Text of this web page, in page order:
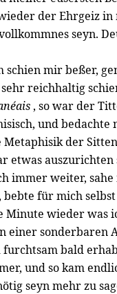
der Ehrgeiz in
seyn.
schien mir beßer,
reichhaltig
, so war der
und
der
etwas
immer weiter, sahe
für mich
Minute wieder was
einer sonderbaren
furchtsam bald
und so kam
seyn mehr zu